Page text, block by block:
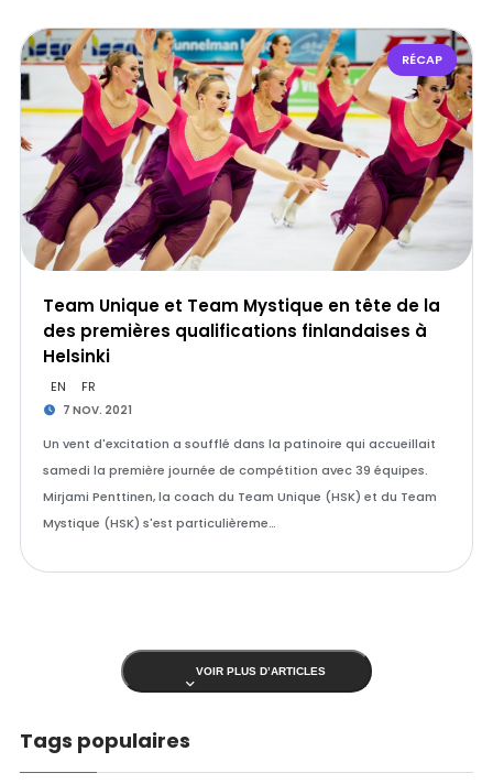
RÉCAP
Team Unique et Team Mystique en tête de la
des premières qualifications finlandaises à
Helsinki
EN FR
7 NOV. 2021
Un vent d'excitation a soufflé dans la patinoire qui accueillait
samedi la première journée de compétition avec 39 équipes.
Mirjami Penttinen, la coach du Team Unique (HSK) et du Team
Mystique (HSK) s'est particulièreme…
VOIR PLUS D’ARTICLES
Tags populaires